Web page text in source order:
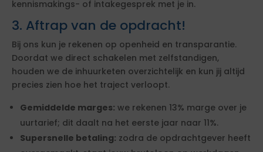
kennismakings- of intakegesprek met je in.
3. Aftrap van de opdracht!
Bij ons kun je rekenen op openheid en transparantie.
Doordat we direct schakelen met zelfstandigen,
houden we de inhuurketen overzichtelijk en kun jij altijd
precies zien hoe het traject verloopt.
Gemiddelde marges: we rekenen 13% marge over je
uurtarief; dit daalt na het eerste jaar naar 11%.
Supersnelle betaling: zodra de opdrachtgever heeft